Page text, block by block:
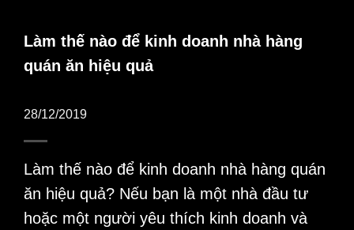
Làm thế nào để kinh doanh nhà hàng
quán ăn hiệu quả
28/12/2019
Làm thế nào để kinh doanh nhà hàng quán
ăn hiệu quả? Nếu bạn là một nhà đầu tư
hoặc một người yêu thích kinh doanh và